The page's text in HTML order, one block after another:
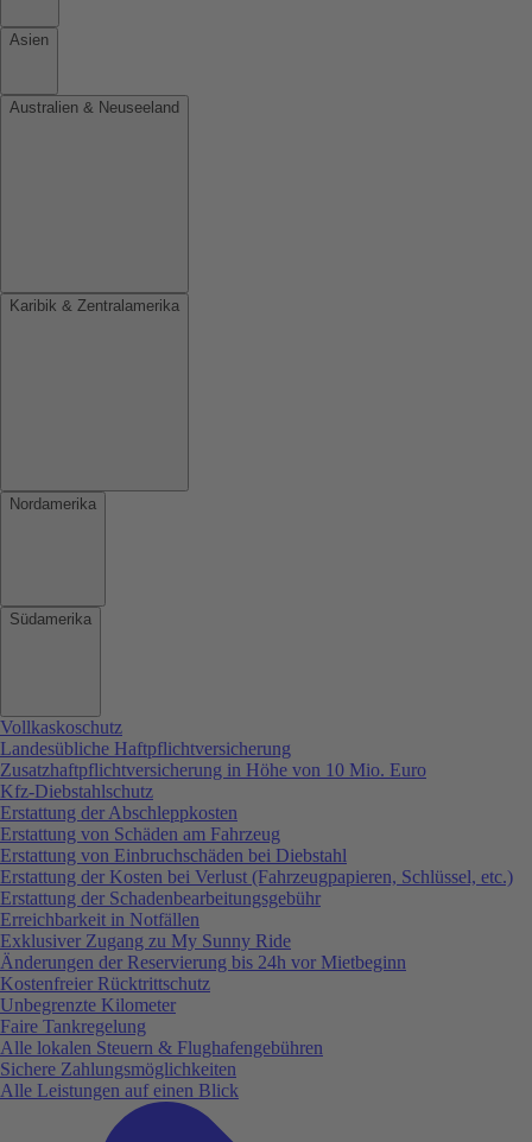
Asien
Australien & Neuseeland
Karibik & Zentralamerika
Nordamerika
Südamerika
Vollkaskoschutz
Landesübliche Haftpflichtversicherung
Zusatzhaftpflichtversicherung in Höhe von 10 Mio. Euro
Kfz-Diebstahlschutz
Erstattung der Abschleppkosten
Erstattung von Schäden am Fahrzeug
Erstattung von Einbruchschäden bei Diebstahl
Erstattung der Kosten bei Verlust (Fahrzeugpapieren, Schlüssel, etc.)
Erstattung der Schadenbearbeitungsgebühr
Erreichbarkeit in Notfällen
Exklusiver Zugang zu My Sunny Ride
Änderungen der Reservierung bis 24h vor Mietbeginn
Kostenfreier Rücktrittschutz
Unbegrenzte Kilometer
Faire Tankregelung
Alle lokalen Steuern & Flughafengebühren
Sichere Zahlungsmöglichkeiten
Alle Leistungen auf einen Blick